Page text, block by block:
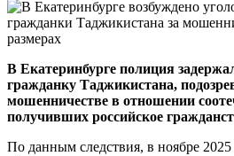
В Екатеринбурге полиция
гражданку Таджикистана,
мошенничестве в отношении
получивших российское
По данным следствия, в ноябре 2025